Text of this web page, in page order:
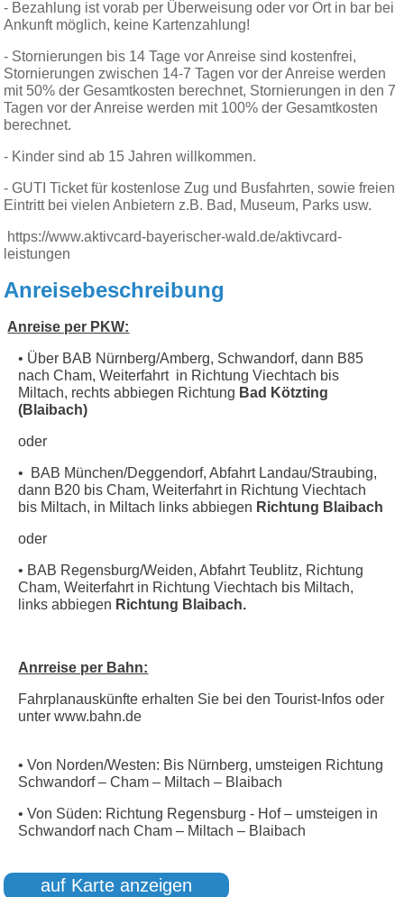
- Bezahlung ist vorab per Überweisung oder vor Ort in bar bei
Ankunft möglich, keine Kartenzahlung!
- Stornierungen bis 14 Tage vor Anreise sind kostenfrei,
Stornierungen zwischen 14-7 Tagen vor der Anreise werden
mit 50% der Gesamtkosten berechnet, Stornierungen in den 7
Tagen vor der Anreise werden mit 100% der Gesamtkosten
berechnet.
- Kinder sind ab 15 Jahren willkommen.
- GUTI Ticket für kostenlose Zug und Busfahrten, sowie freien
Eintritt bei vielen Anbietern z.B. Bad, Museum, Parks usw.
https://www.aktivcard-bayerischer-wald.de/aktivcard-
leistungen
Anreisebeschreibung
Anreise per PKW:
• Über BAB Nürnberg/Amberg, Schwandorf, dann B85
nach Cham, Weiterfahrt in Richtung Viechtach bis
Miltach, rechts abbiegen Richtung Bad Kötzting
(Blaibach)
oder
• BAB München/Deggendorf, Abfahrt Landau/Straubing,
dann B20 bis Cham, Weiterfahrt in Richtung Viechtach
bis Miltach, in Miltach links abbiegen Richtung Blaibach
oder
• BAB Regensburg/Weiden, Abfahrt Teublitz, Richtung
Cham, Weiterfahrt in Richtung Viechtach bis Miltach,
links abbiegen Richtung Blaibach.
Anrreise per Bahn:
Fahrplanauskünfte erhalten Sie bei den Tourist-Infos oder
unterwww.bahn.de
• Von Norden/Westen: Bis Nürnberg, umsteigen Richtung
Schwandorf – Cham – Miltach – Blaibach
• Von Süden: Richtung Regensburg - Hof – umsteigen in
Schwandorf nach Cham – Miltach – Blaibach
auf Karte anzeigen